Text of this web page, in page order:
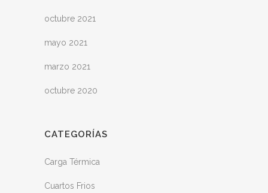
octubre 2021
mayo 2021
marzo 2021
octubre 2020
CATEGORÍAS
Carga Térmica
Cuartos Frios